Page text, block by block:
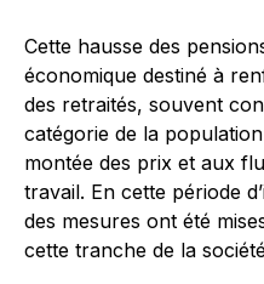
Cette hausse des
économique destiné à
des retraités, souvent
catégorie de la
montée des prix et aux
travail. En cette période
des mesures ont été
cette tranche de la